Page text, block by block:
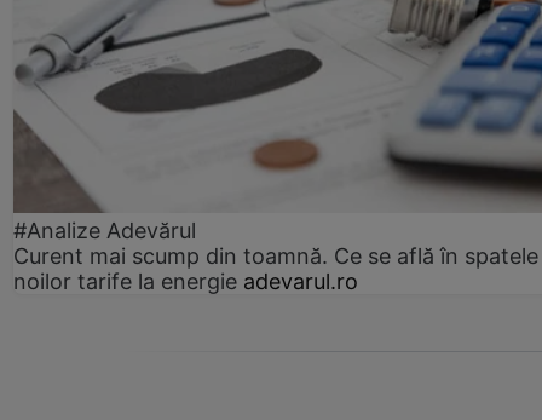
#Analize Adevărul
Curent mai scump din toamnă. Ce se află în spatele
noilor tarife la energie adevarul.ro